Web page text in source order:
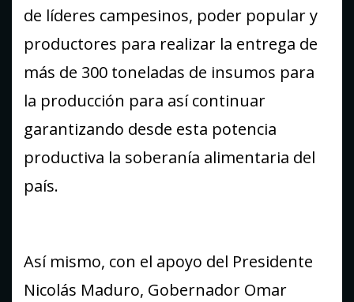
de líderes campesinos, poder popular y
productores para realizar la entrega de
más de 300 toneladas de insumos para
la producción para así continuar
garantizando desde esta potencia
productiva la soberanía alimentaria del
país.
Así mismo, con el apoyo del Presidente
Nicolás Maduro, Gobernador Omar